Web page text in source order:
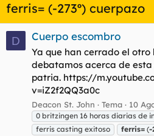
ferris= (-273º) cuerpazo
D Cuerpo escombro
Ya que han cerrado el
debatamos acerca de
patria. https://
v=iZ2f2QQ3a0c
Deacon St. John Tema 10
0 britzingen 16 horas diarias de
ferris casting exitoso
ferris= (-